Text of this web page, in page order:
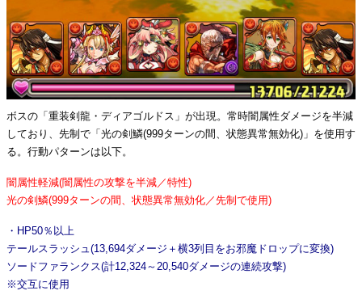
ボスの「重装剣龍・ディアゴルドス」が出現。常時闇属性ダメージを半減
しており、先制で「光の剣鱗(999ターンの間、状態異常無効化)」を使用す
る。行動パターンは以下。
闇属性軽減(闇属性の攻撃を半減／特性)
光の剣鱗(999ターンの間、状態異常無効化／先制で使用)
・HP50％以上
テールスラッシュ(13,694ダメージ＋横3列目をお邪魔ドロップに変換)
ソードファランクス(計12,324～20,540ダメージの連続攻撃)
※交互に使用